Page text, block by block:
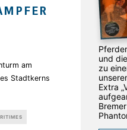
am
Stadtkerns
und
zu
Extra